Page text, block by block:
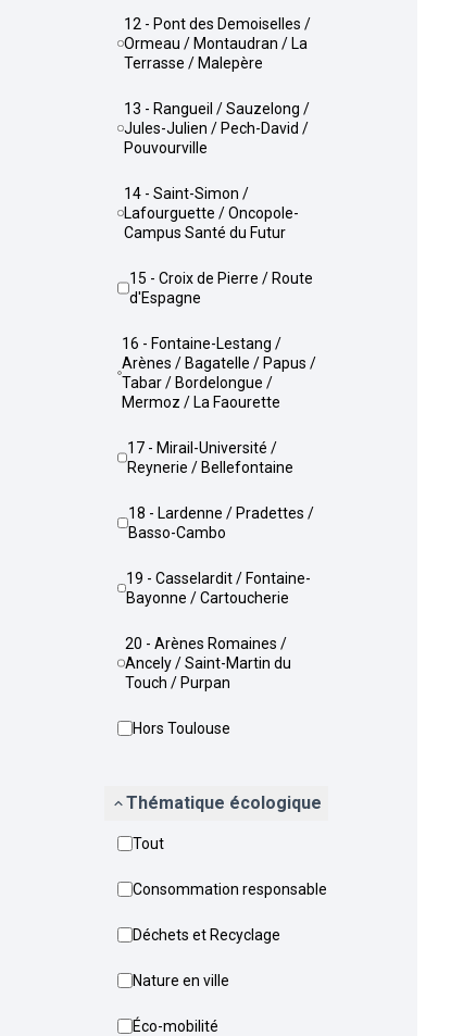
12 - Pont des Demoiselles /
Ormeau / Montaudran / La
Terrasse / Malepère
13 - Rangueil / Sauzelong /
Jules-Julien / Pech-David /
Pouvourville
14 - Saint-Simon /
Lafourguette / Oncopole-
Campus Santé du Futur
15 - Croix de Pierre / Route
d'Espagne
16 - Fontaine-Lestang /
Arènes / Bagatelle / Papus /
Tabar / Bordelongue /
Mermoz / La Faourette
17 - Mirail-Université /
Reynerie / Bellefontaine
18 - Lardenne / Pradettes /
Basso-Cambo
19 - Casselardit / Fontaine-
Bayonne / Cartoucherie
20 - Arènes Romaines /
Ancely / Saint-Martin du
Touch / Purpan
Hors Toulouse
Thématique écologique
Tout
Consommation responsable
Déchets et Recyclage
Nature en ville
Éco-mobilité